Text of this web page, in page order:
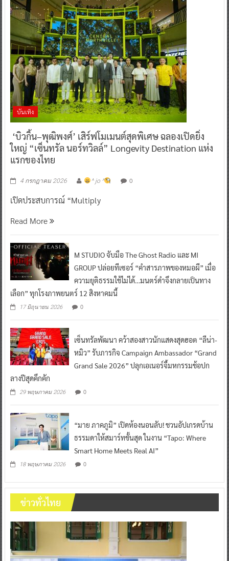
บันเทิง
‘บิวกิ้น–พุฒิพงศ์’ เสิร์ฟโมเมนต์สุดพิเศษ ฉลองเปิดยิ่ง
ใหญ่ “เซ็นทรัล นอร์ทวิลล์” Longevity Destination แห่ง
แรกของไทย
4 กรกฎาคม 2026 ^ jo ^ 0
เปิดประสบการณ์ “Multiply
Read More
M STUDIO จับมือ The Ghost Radio และ MI
GROUP ปล่อยทีเซอร์ “คำสารภาพของหมอผี” เมื่อ
ความยุติธรรมใช้ไม่ได้…มนตร์ดำจึงกลายเป็นทาง
เลือก” ทุกโรงภาพยนตร์ 12 สิงหาคมนี้
17 มิถุนายน 2026 0
เซ็นทรัลพัฒนา คว้าสองสาวนักแสดงสุดฮอต “ลีน่า-
หมิว” รับภารกิจ Campaign Ambassador “Grand
Grand Sale 2026” ปลุกเอเนอร์จี้มหกรรมช้อปก
ลางปีสุดคึกคัก
29 พฤษภาคม 2026 0
“มาย ภาคภูมิ” เปิดห้องนอนลับ! ชวนอัปเกรดบ้าน
ธรรมดาให้สมาร์ทขั้นสุด ในงาน “Tapo: Where
Smart Home Meets Real AI”
18 พฤษภาคม 2026 0
ข่าวทั่วไทย